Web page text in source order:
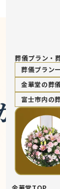
葬儀プラン・
葬儀プラン
金華堂の葬
富士市内の
ら